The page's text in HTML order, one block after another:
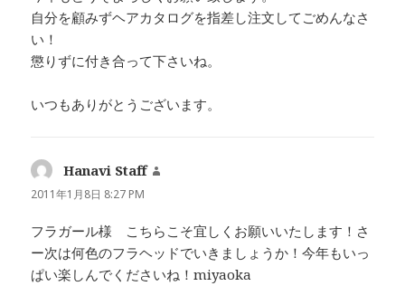
自分を顧みずヘアカタログを指差し注文してごめんなさ
い！
懲りずに付き合って下さいね。
いつもありがとうございます。
Hanavi Staff
2011年1月8日 8:27 PM
フラガール様 こちらこそ宜しくお願いいたします！さ
ー次は何色のフラヘッドでいきましょうか！今年もいっ
ぱい楽しんでくださいね！miyaoka